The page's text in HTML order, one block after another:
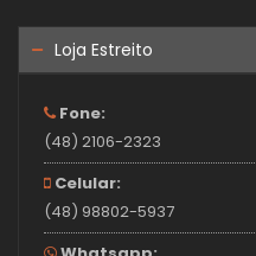
Loja Estreito
Fone:
(48) 2106-2323
Celular:
(48) 98802-5937